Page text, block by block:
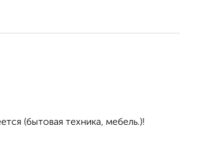
(бытовая техника, мебель.)!